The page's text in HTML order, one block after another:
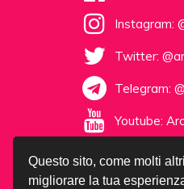
Questo sito, come molti
migliorare la tua
Instagram:
Twitter:
Telegram:
Youtube: